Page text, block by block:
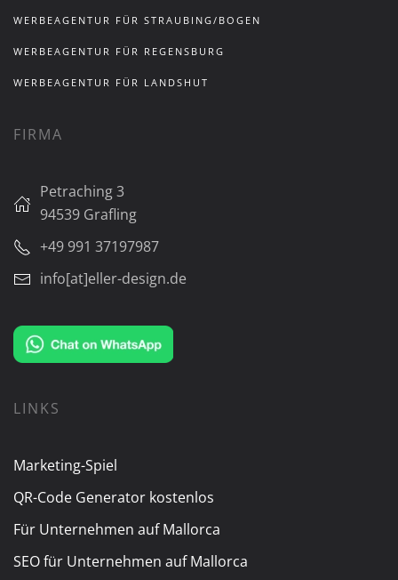
WERBEAGENTUR FÜR STRAUBING/BOGEN
WERBEAGENTUR FÜR REGENSBURG
WERBEAGENTUR FÜR LANDSHUT
FIRMA
Petraching 3
94539 Grafling
+49 991 37197987
info[at]eller-design.de
LINKS
Marketing-Spiel
QR-Code Generator kostenlos
Für Unternehmen auf Mallorca
SEO für Unternehmen auf Mallorca